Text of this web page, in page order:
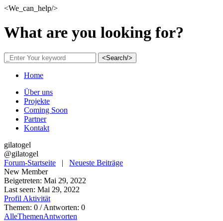
<We_can_help/>
What are you looking for?
<Search/>
Home
Über uns
Projekte
Coming Soon
Partner
Kontakt
gilatogel
@gilatogel
Forum-Startseite | Neueste Beiträge
New Member
Beigetreten: Mai 29, 2022
Last seen: Mai 29, 2022
Profil Aktivität
Themen: 0 / Antworten: 0
AlleThemenAntworten